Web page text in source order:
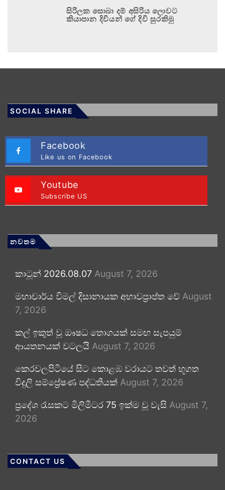
සිරිලක සොබා දම් අසිරිය ලොවට
කියාපාන දිවියන් ගේ දිවි සුරකිමු
SOCIAL SHARE
Facebook
Like us on Facebook
Youtube
Subscribe US
නවතම
කාටූන් 2026.08.07 August 7, 2026
මහාචාර්ය විමල් දිසානායක අභාවප්‍රාප්ත වේ August
7, 2026
කල් ඉකුත් වූ ඖෂධ තොගයක් සමඟ සැපයුම්
ආයතනයක් වටලයි August 7, 2026
කෙරවලපිටියේ සිට කොළඹ වරායට තවත් භූගත
විදුලි සම්ප්‍රේෂණ පද්ධතියක් August 7, 2026
ප්‍රදේශ රැසකට මිලිමීටර 75 ඉක්ම වූ වැසි August 7,
2026
CONTACT US